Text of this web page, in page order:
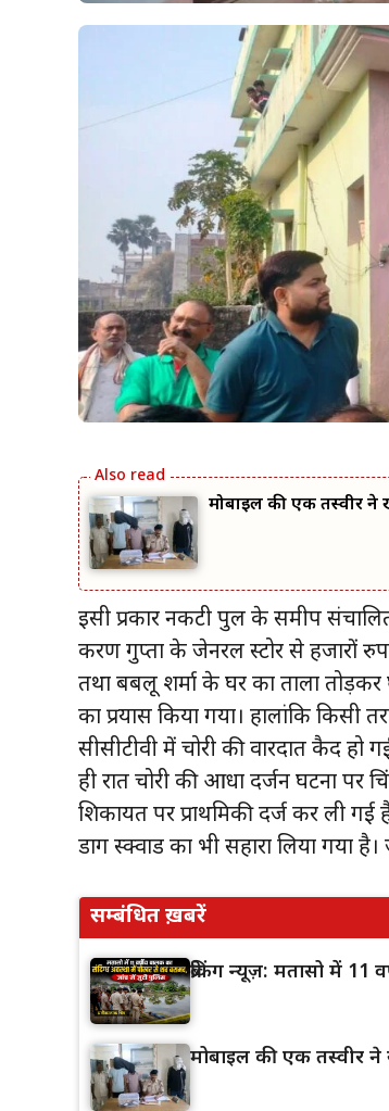
मोबाइल की एक तस्वीर ने
इसी प्रकार नकटी पुल के समीप
करण गुप्ता के जेनरल स्टोर से हजारों रुपये
तथा बबलू शर्मा के घर का ताला
का प्रयास किया गया। हालांकि किसी
सीसीटीवी में चोरी की वारदात कैद
ही रात चोरी की आधा दर्जन घटना पर
शिकायत पर प्राथमिकी दर्ज कर ली
डाग स्क्वाड का भी सहारा लिया गया
सम्बंधित ख़बरें
ब्रेकिंग न्यूज़: मतासो में
मोबाइल की एक तस्वीर ने